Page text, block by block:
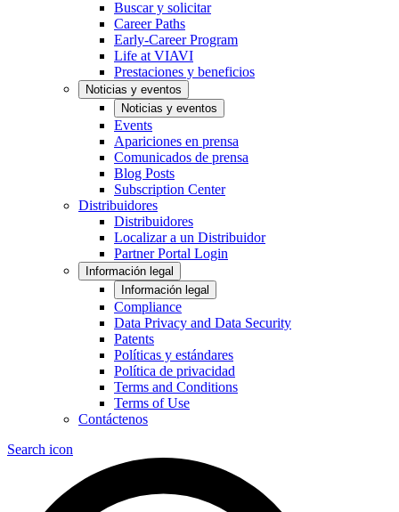
Buscar y solicitar
Career Paths
Early-Career Program
Life at VIAVI
Prestaciones y beneficios
Noticias y eventos
Noticias y eventos
Events
Apariciones en prensa
Comunicados de prensa
Blog Posts
Subscription Center
Distribuidores
Distribuidores
Localizar a un Distribuidor
Partner Portal Login
Información legal
Información legal
Compliance
Data Privacy and Data Security
Patents
Políticas y estándares
Política de privacidad
Terms and Conditions
Terms of Use
Contáctenos
Search icon